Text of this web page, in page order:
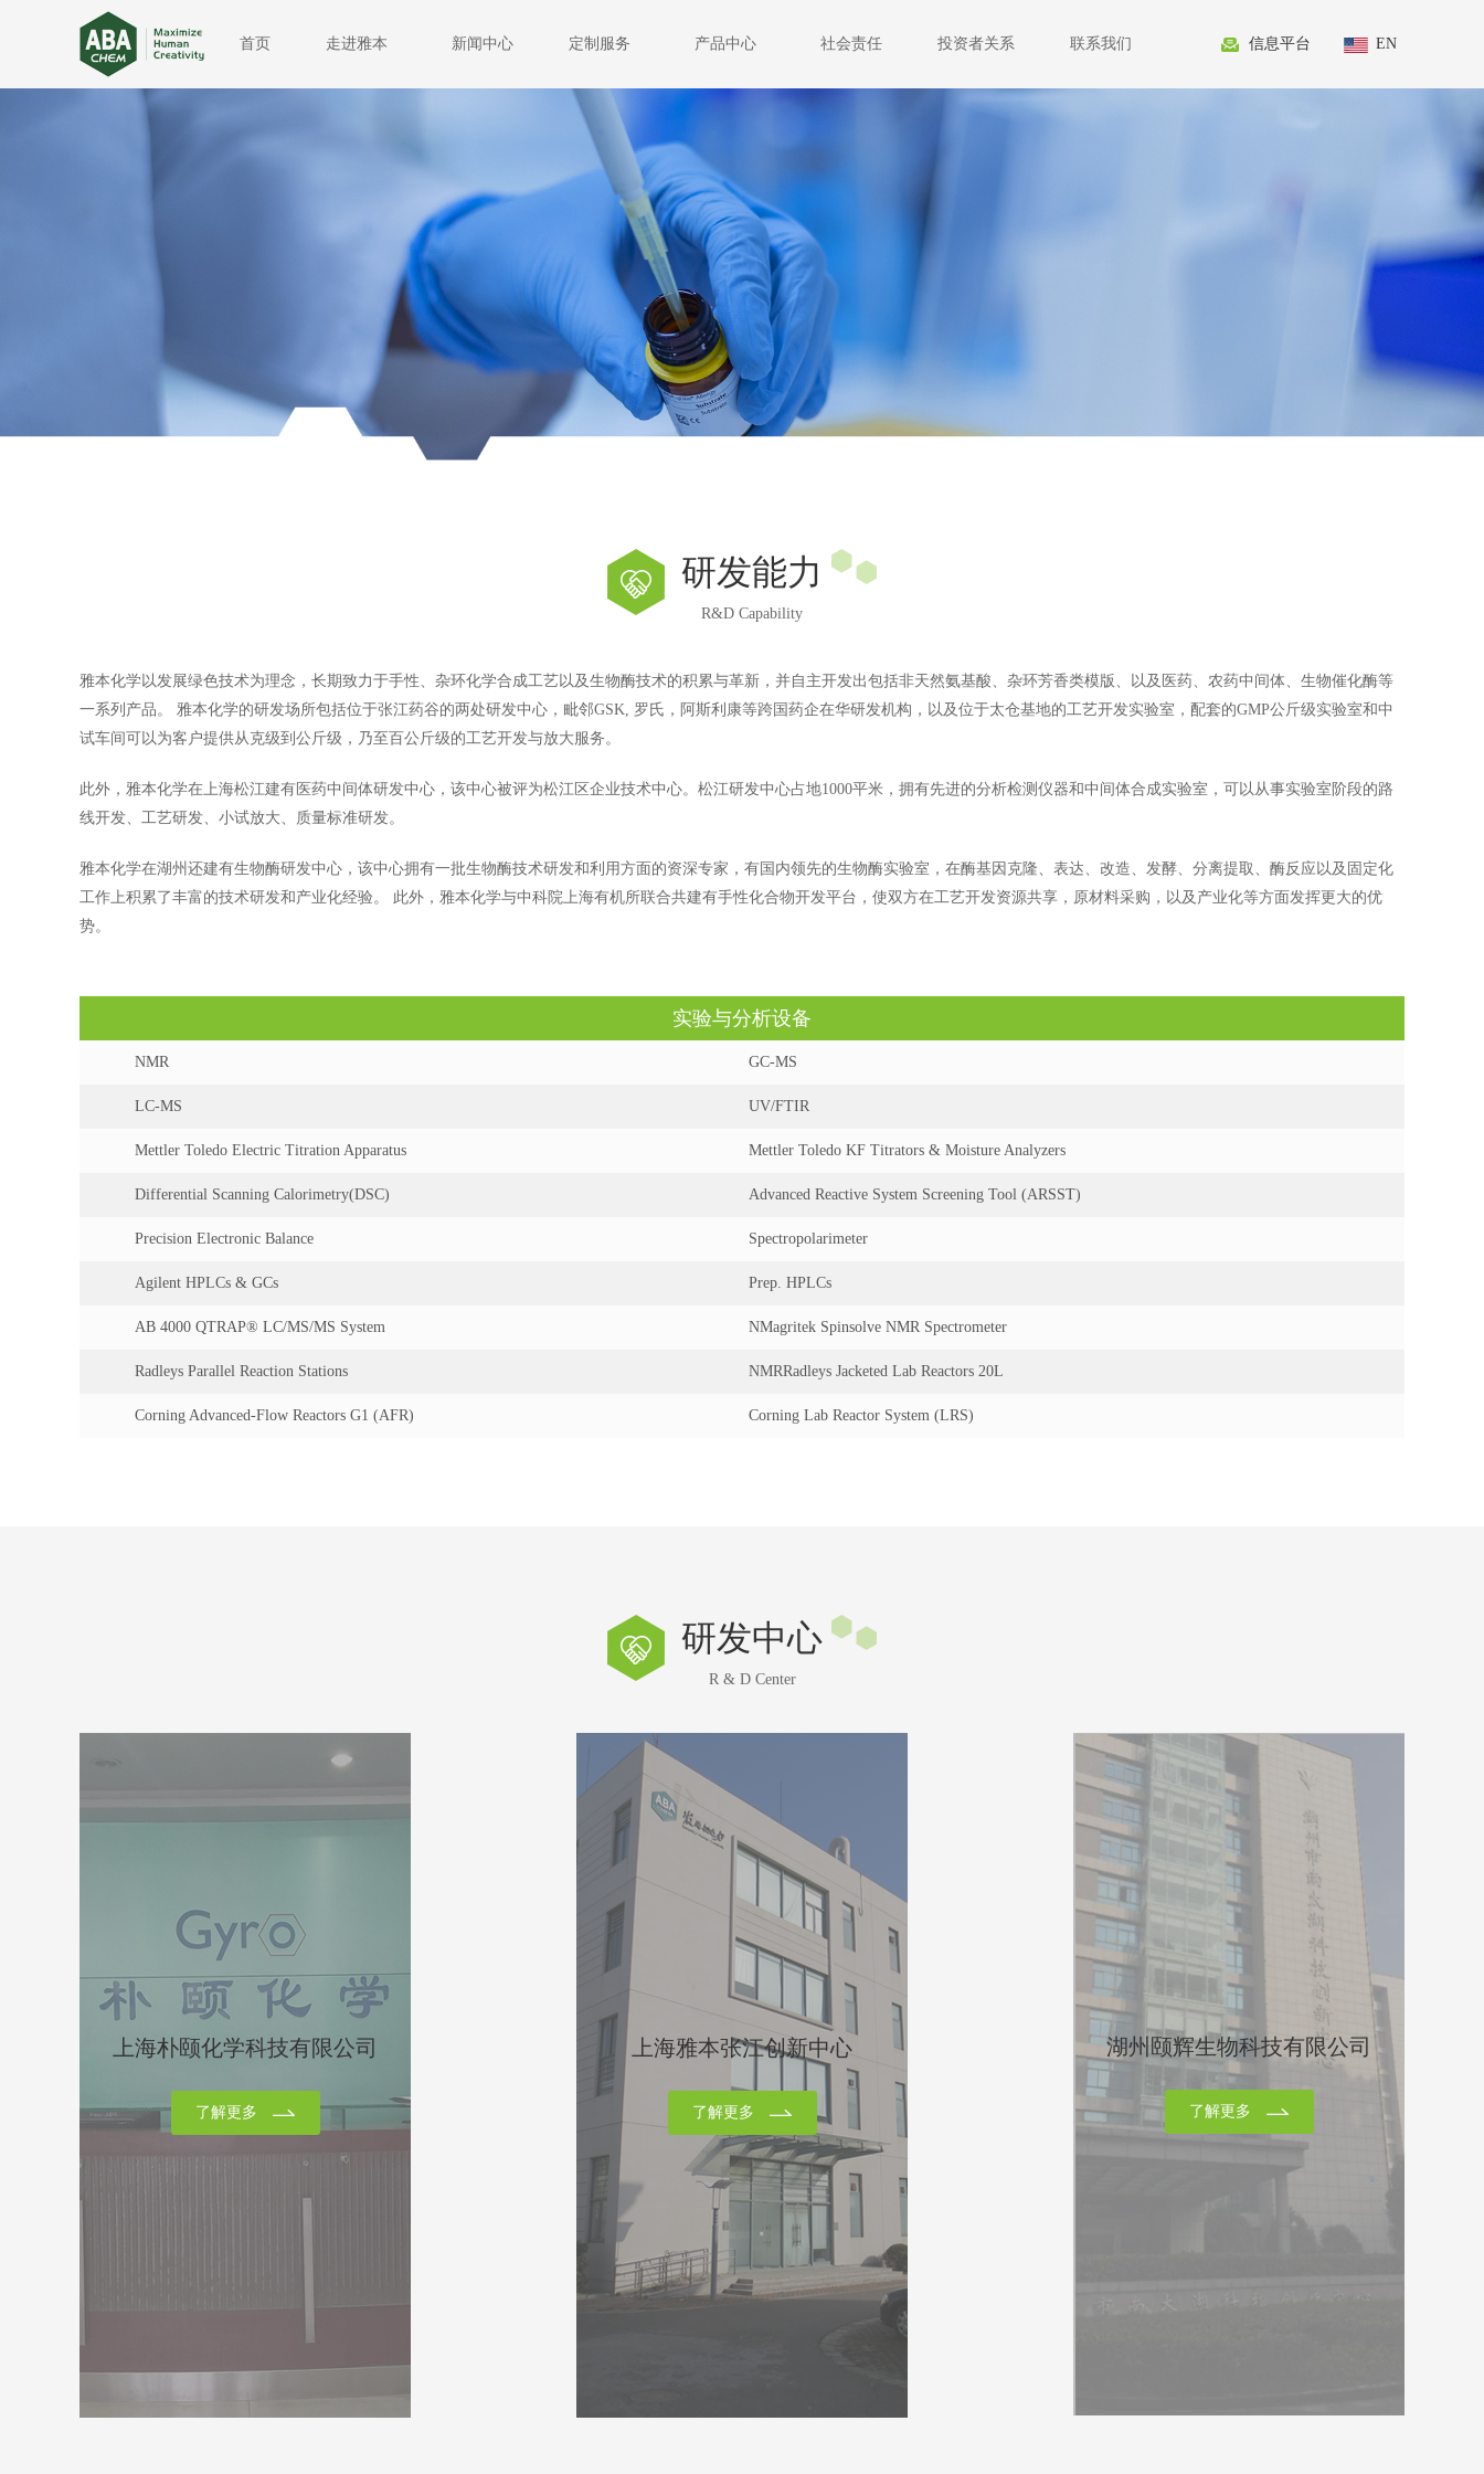
首页 走进雅本 新闻中心 定制服务 产品中心 社会责任 投资者关系 联系我们 信息平台 EN
研发能力
R&D Capability
雅本化学以发展绿色技术为理念，长期致力于手性、杂环化学合成工艺以及生物酶技术的积累与革新，并自主开发出包括非天然氨基酸、杂环芳香类模版、以及医药、农药中间体、生物催化酶等
一系列产品。 雅本化学的研发场所包括位于张江药谷的两处研发中心，毗邻GSK, 罗氏，阿斯利康等跨国药企在华研发机构，以及位于太仓基地的工艺开发实验室，配套的GMP公斤级实验室和中
试车间可以为客户提供从克级到公斤级，乃至百公斤级的工艺开发与放大服务。
此外，雅本化学在上海松江建有医药中间体研发中心，该中心被评为松江区企业技术中心。松江研发中心占地1000平米，拥有先进的分析检测仪器和中间体合成实验室，可以从事实验室阶段的路
线开发、工艺研发、小试放大、质量标准研发。
雅本化学在湖州还建有生物酶研发中心，该中心拥有一批生物酶技术研发和利用方面的资深专家，有国内领先的生物酶实验室，在酶基因克隆、表达、改造、发酵、分离提取、酶反应以及固定化
工作上积累了丰富的技术研发和产业化经验。 此外，雅本化学与中科院上海有机所联合共建有手性化合物开发平台，使双方在工艺开发资源共享，原材料采购，以及产业化等方面发挥更大的优
势。
实验与分析设备
NMR GC-MS
LC-MS UV/FTIR
Mettler Toledo Electric Titration Apparatus Mettler Toledo KF Titrators & Moisture Analyzers
Differential Scanning Calorimetry(DSC) Advanced Reactive System Screening Tool (ARSST)
Precision Electronic Balance Spectropolarimeter
Agilent HPLCs & GCs Prep. HPLCs
AB 4000 QTRAP® LC/MS/MS System NMagritek Spinsolve NMR Spectrometer
Radleys Parallel Reaction Stations NMRRadleys Jacketed Lab Reactors 20L
Corning Advanced-Flow Reactors G1 (AFR) Corning Lab Reactor System (LRS)
研发中心
R & D Center
上海朴颐化学科技有限公司
了解更多
上海雅本张江创新中心
了解更多
上海雅本张江创新中心
瘤药物、抗神经中枢药物、脑血管药物以及绿色植
物保护等产品的高级中间体研发。公司总计投入重
金用于研发设备的采购，现已成为上海张江高科技
园区内研发设备种类最全的单位之一。
雅本化学于2014年加盟上海研发公共服务平台。一
施、科技文献和科研数据等科技创新资源服务于企
业自身新技术、新产品的开发，另一方面，雅本化
复星医药、扬子江药业、华海药业等累计已达50余
湖州颐辉生物科技有限公司
了解更多
湖州颐辉生物科技有限公司
位于浙江湖州市南太湖科创中心。主要从事医药和
精细化工催化用酶的研发和产业化应用，在酶基因
克隆、表达、改造、发酵、分离提取、酶反应以及
固定化工作上积累了丰富的技术研发和产业化经
颐辉生物自2009年成立以来，已经开发并成功产业
化了数十个医药中间体产品特别在非天然氨基酸,手
性醇和手性胺等产品具有较强的技术优势，2015年
获得上海市科技进步一等奖。通过与中国科学院上
海生命科学研究院湖州工业生物技术中心的合作,目
前已经开积累了1000余种覆盖78类生物催化酶，构
成了覆盖通用酶以外大部分酶促反应的酶制剂库,这
些酶可以根据客户的需要提供酶定制生产。